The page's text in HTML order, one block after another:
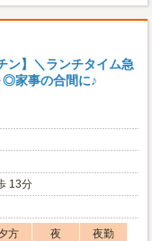
ン】＼ランチタイム急
◎家事の合間に♪
13分
方 夜
夜勤